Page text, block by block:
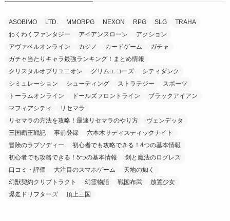
ASOBIMO LTD. MMORPG NEXON RPG SLG
TRAHA
わくわくファンタジー
アイアンスローン
アクション
アヴァベルオンライン
カジノ カードゲーム
ガチャ
ガチャ当たりキャラ最強ランキング！まとめ情報
クリスタルオブリユニオン
グリムエコーズ
シティダンク
シミュレーション
シューティング ストラテジー
スポーツ
トーラムオンライン
ドールズフロントライン
ブラックアイアン
マフィアシティ
リセマラ
リセマラの方法を攻略！最速リセマラのやり方
ヴェンデッタ
三国覇王戦記
事前登録
六本木サディスティックナイト
冒険のラプソディー
初心者でも攻略できる！4つの基本情報
初心者でも攻略できる！5つの基本情報
剣と魔法のログレス
口コミ・評価
大注目のスマホゲーム
天地の如く
幻獣契約クリプトラクト
幻霊物語 戦国布武
放置少女
爆走ドリフターズ
頂上三国